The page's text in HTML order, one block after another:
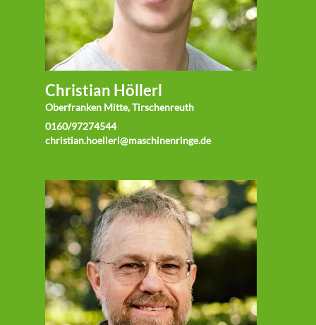
Christian Höllerl
Oberfranken Mitte, Tirschenreuth
0160/97274544
christian.hoellerl@maschinenringe.de